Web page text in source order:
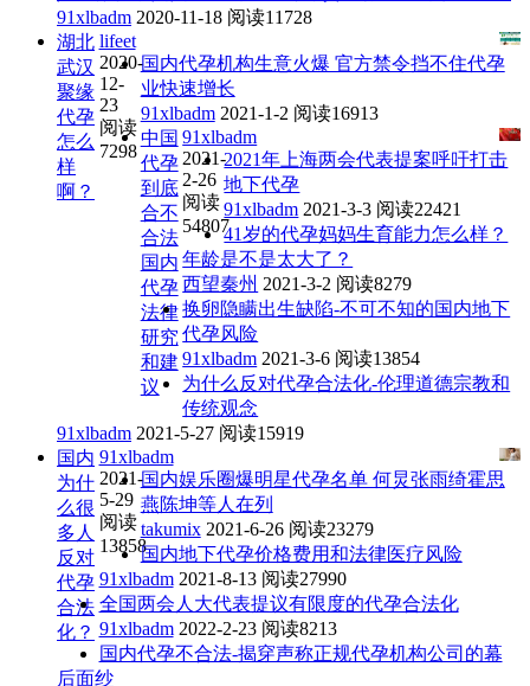
91xlbadm 2020-11-18 阅读11728
湖北
武汉
聚缘
代孕
怎么
样
啊？
lifeet
2020-
12-
23
阅读
7298
国内代孕机构生意火爆 官方禁令挡不住代孕
业快速增长
91xlbadm 2021-1-2 阅读16913
中国
代孕
到底
合不
合法
国内
代孕
法律
研究
和建
议
91xlbadm
2021-
2-26
阅读
54807
2021年上海两会代表提案呼吁打击
地下代孕
91xlbadm 2021-3-3 阅读22421
41岁的代孕妈妈生育能力怎么样？
年龄是不是太大了？
西望秦州 2021-3-2 阅读8279
换卵隐瞒出生缺陷-不可不知的国内地下
代孕风险
91xlbadm 2021-3-6 阅读13854
为什么反对代孕合法化-伦理道德宗教和
传统观念
91xlbadm 2021-5-27 阅读15919
国内
为什
么很
多人
反对
代孕
合法
化？
91xlbadm
2021-
5-29
阅读
13858
国内娱乐圈爆明星代孕名单 何炅张雨绮霍思
燕陈坤等人在列
takumix 2021-6-26 阅读23279
国内地下代孕价格费用和法律医疗风险
91xlbadm 2021-8-13 阅读27990
全国两会人大代表提议有限度的代孕合法化
91xlbadm 2022-2-23 阅读8213
国内代孕不合法-揭穿声称正规代孕机构公司的幕
后面纱